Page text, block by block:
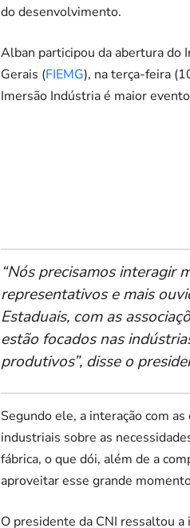
do desenvolvimento.
Alban participou da abertura do
Gerais (FIEMG), na terça-feira
Imersão Indústria é maior
“Nós precisamos interagir
representativos e mais
Estaduais, com as
estão focados nas
produtivos”, disse o
Segundo ele, a interação com
industriais sobre as
fábrica, o que dói, além de a
aproveitar esse grande
O presidente da CNI ressaltou